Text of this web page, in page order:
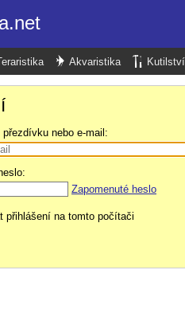
Teraristika Akvaristika Kutilství
nebo e-mail:
Zapomenuté heslo
přihlášení na tomto počítači